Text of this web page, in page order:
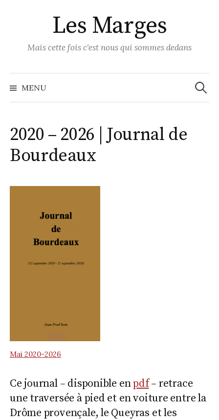
Les Marges
Mais cette fois c'est nous qui sommes dedans
MENU
2020 – 2026 | Journal de
Bourdeaux
Mai 2020-2026
Ce journal – disponible enpdf– retrace
une traversée à pied et en voiture entre la
Drôme provençale, le Queyras et les